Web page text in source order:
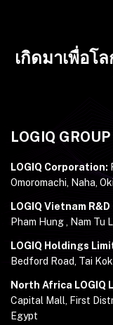
เกิดมาเพื่อโ
LOGIQ GROUP
LOGIQ Corporation:
Omoromachi, Naha,
LOGIQ Vietnam
Pham Hung , Nam Tu
LOGIQ Holdings
Bedford Road, Tai
North Africa LOGIQ
Capital Mall, First
Egypt